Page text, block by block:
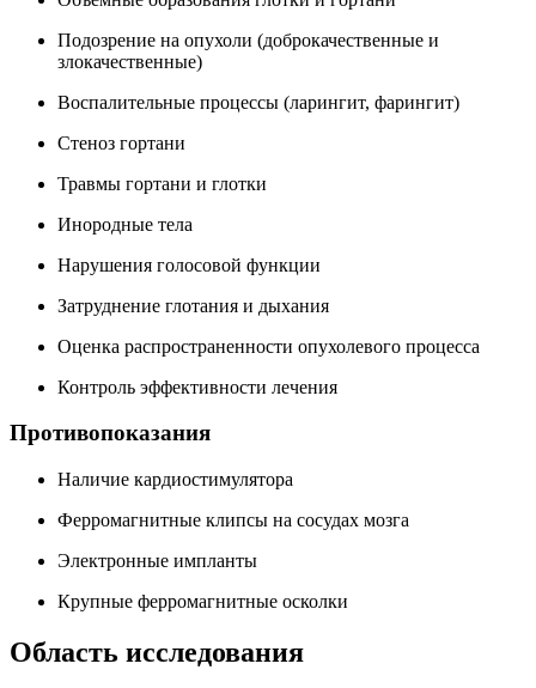
Подозрение на опухоли (доброкачественные и
злокачественные)
Воспалительные процессы (ларингит, фарингит)
Стеноз гортани
Травмы гортани и глотки
Инородные тела
Нарушения голосовой функции
Затруднение глотания и дыхания
Оценка распространенности опухолевого процесса
Контроль эффективности лечения
Противопоказания
Наличие кардиостимулятора
Ферромагнитные клипсы на сосудах мозга
Электронные импланты
Крупные ферромагнитные осколки
Область исследования